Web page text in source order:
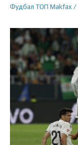
Фудбал ТОП Makfax /